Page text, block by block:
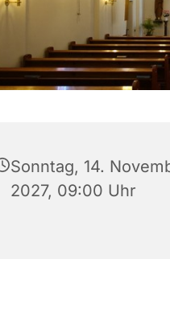
Sonntag, 14.
2027, 09:00 Uhr